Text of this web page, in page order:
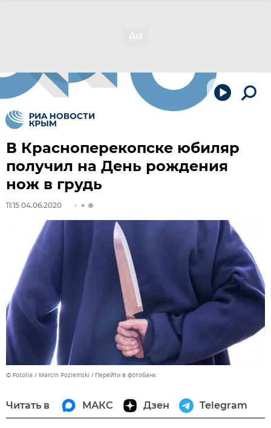
В Красноперекопске юбиляр
получил на День рождения
нож в грудь
11:15 04.06.2020
© Fotolia / Marcin Poziemski Перейти в фотобанк
Читать в МАКС Дзен Telegram